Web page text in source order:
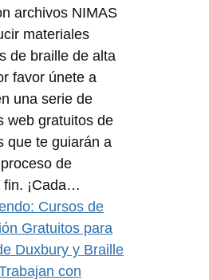
archivos NIMAS
materiales
de braille de alta
favor únete a
una serie de
web gratuitos de
que te guiarán a
de
fin. ¡Cada…
: Cursos de
Gratuitos para
Duxbury y Braille
con